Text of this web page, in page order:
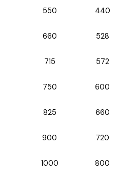
550 440
660 528
715 572
750 600
825 660
900 720
1000 800